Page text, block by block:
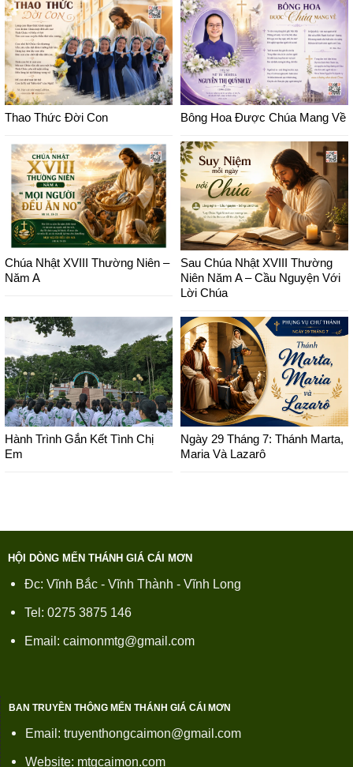
Thao Thức Đời Con Bông Hoa Được Chúa Mang Về
Chúa Nhật XVIII Thường Niên –
Năm A
Sau Chúa Nhật XVIII Thường
Niên Năm A – Cầu Nguyện Với
Lời Chúa
Hành Trình Gắn Kết Tình Chị
Em
Ngày 29 Tháng 7: Thánh Marta,
Maria Và Lazarô
HỘI DÒNG MẾN THÁNH GIÁ CÁI MƠN
Đc: Vĩnh Bắc - Vĩnh Thành - Vĩnh Long
Tel: 0275 3875 146
Email: caimonmtg@gmail.com
BAN TRUYỀN THÔNG MẾN THÁNH GIÁ CÁI MƠN
Email: truyenthongcaimon@gmail.com
Website: mtgcaimon.com